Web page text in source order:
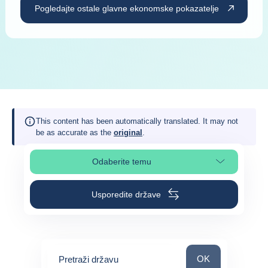
Pogledajte ostale glavne ekonomske pokazatelje
This content has been automatically translated. It may not
be as accurate as the original .
Odaberite temuOdaberite odjeljak na stranici
Usporedite države
Pretraži državu Pretraži državu
OK